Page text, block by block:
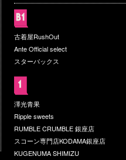
古着屋RushOut
Ante Official select
スターバックス
澤光青果
Ripple sweets
RUMBLE CRUMBLE 銀座店
スコーン専門店KODAMA銀座店
KUGENUMA SHIMIZU